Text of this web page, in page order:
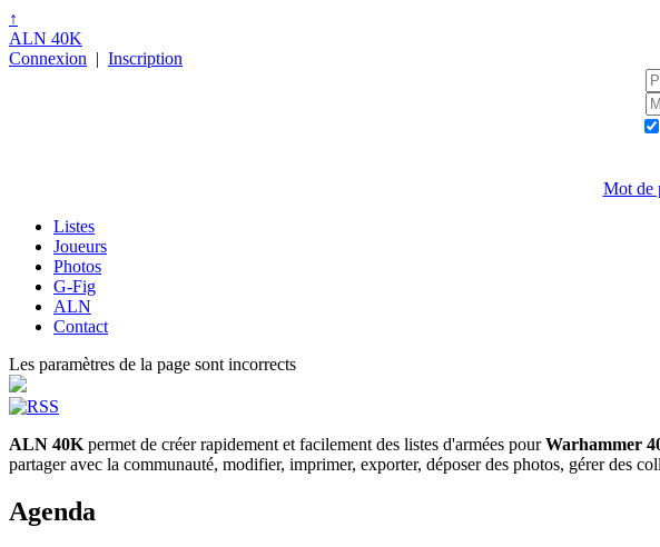
↑
ALN 40K
Connexion | Inscription
Mot de
Listes
Joueurs
Photos
G-Fig
ALN
Contact
Les paramètres de la page sont incorrects
ALN 40K permet de créer rapidement et facilement des listes d'armées pourWarhammer
partager avec la communauté, modifier, imprimer, exporter, déposer des photos, gérer des
Agenda